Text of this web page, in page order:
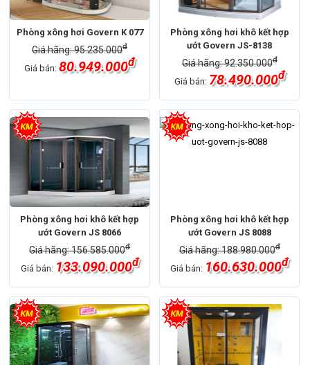
Phòng xông hơi Govern K 077
Giá hãng: 95.235.000đ
Giá bán:80.949.000đ
Phòng xông hơi khô kết hợp
ướt Govern JS-8138
Giá hãng: 92.350.000đ
Giá bán: 78.490.000đ
Phòng xông hơi khô kết hợp
ướt Govern JS 8066
Giá hãng: 156.585.000đ
Giá bán: 133.090.000đ
Phòng xông hơi khô kết hợp
ướt Govern JS 8088
Giá hãng: 188.980.000đ
Giá bán: 160.630.000đ